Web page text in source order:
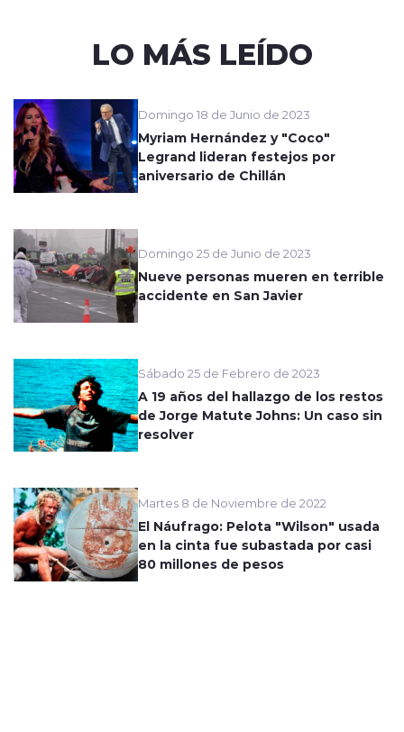
LO MÁS LEÍDO
Domingo 18 de Junio de 2023
Myriam Hernández y "Coco"
Legrand lideran festejos por
aniversario de Chillán
Domingo 25 de Junio de 2023
Nueve personas mueren en terrible
accidente en San Javier
Sábado 25 de Febrero de 2023
A 19 años del hallazgo de los restos
de Jorge Matute Johns: Un caso sin
resolver
Martes 8 de Noviembre de 2022
El Náufrago: Pelota "Wilson" usada
en la cinta fue subastada por casi
80 millones de pesos